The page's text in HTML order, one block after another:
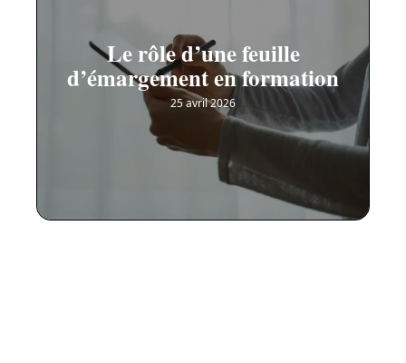
Le rôle d’une feuille
d’émargement en formation
25 avril 2026